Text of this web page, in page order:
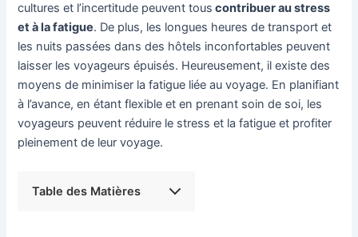
cultures et l’incertitude peuvent tous contribuer au stress
et à la fatigue. De plus, les longues heures de transport et
les nuits passées dans des hôtels inconfortables peuvent
laisser les voyageurs épuisés. Heureusement, il existe des
moyens de minimiser la fatigue liée au voyage. En planifiant
à l’avance, en étant flexible et en prenant soin de soi, les
voyageurs peuvent réduire le stress et la fatigue et profiter
pleinement de leur voyage.
Table des Matières